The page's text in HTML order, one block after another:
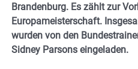
Brandenburg. Es zählt zur
Europameisterschaft.
wurden von den
Sidney Parsons eingeladen.